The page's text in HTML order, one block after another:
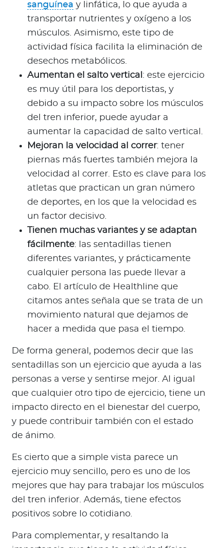
sanguínea y linfática, lo que ayuda a
transportar nutrientes y oxígeno a los
músculos. Asimismo, este tipo de
actividad física facilita la eliminación de
desechos metabólicos.
Aumentan el salto vertical : este ejercicio
es muy útil para los deportistas, y
debido a su impacto sobre los músculos
del tren inferior, puede ayudar a
aumentar la capacidad de salto vertical.
Mejoran la velocidad al correr: tener
piernas más fuertes también mejora la
velocidad al correr. Esto es clave para los
atletas que practican un gran número
de deportes, en los que la velocidad es
un factor decisivo.
Tienen muchas variantes y se adaptan
fácilmente: las sentadillas tienen
diferentes variantes, y prácticamente
cualquier persona las puede llevar a
cabo. El artículo de Healthline que
citamos antes señala que se trata de un
movimiento natural que dejamos de
hacer a medida que pasa el tiempo.
De forma general, podemos decir que las
sentadillas son un ejercicio que ayuda a las
personas a verse y sentirse mejor. Al igual
que cualquier otro tipo de ejercicio, tiene un
impacto directo en el bienestar del cuerpo,
y puede contribuir también con el estado
de ánimo.
Es cierto que a simple vista parece un
ejercicio muy sencillo, pero es uno de los
mejores que hay para trabajar los músculos
del tren inferior. Además, tiene efectos
positivos sobre lo cotidiano.
Para complementar, y resaltando la